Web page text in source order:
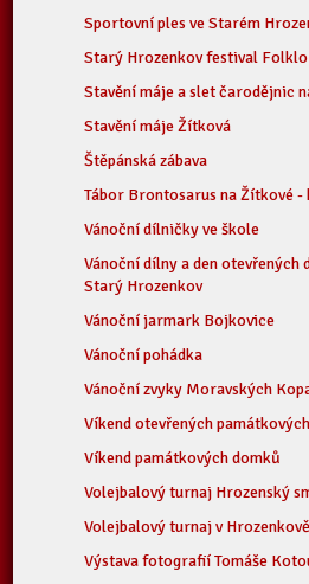
Sportovní ples ve Starém
Starý Hrozenkov festival
Stavění máje a slet čarodějnic
Stavění máje Žítková
Štěpánská zábava
Tábor Brontosarus na Žítkové -
Vánoční dílničky ve škole
Vánoční dílny a den otevřených
Starý Hrozenkov
Vánoční jarmark Bojkovice
Vánoční pohádka
Vánoční zvyky Moravských
Víkend otevřených
Víkend památkových domků
Volejbalový turnaj Hrozenský
Volejbalový turnaj v Hrozenkově
Výstava fotografií Tomáše